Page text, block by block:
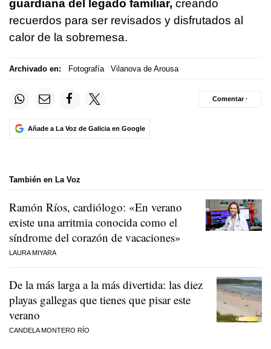
guardiana del legado familiar, creando
recuerdos para ser revisados y disfrutados al
calor de la sobremesa.
Archivado en: Fotografía Vilanova de Arousa
Añade a La Voz de Galicia en Google
Comentar ·
También en La Voz
Ramón Ríos, cardiólogo: «En verano
existe una arritmia conocida como el
síndrome del corazón de vacaciones»
LAURA MIYARA
De la más larga a la más divertida: las diez
playas gallegas que tienes que pisar este
verano
CANDELA MONTERO RÍO